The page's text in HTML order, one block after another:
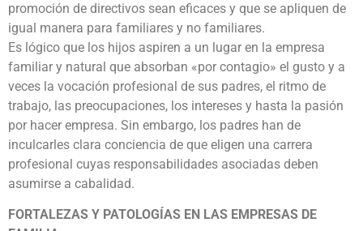
promoción de directivos sean eficaces y que se apliquen de
igual manera para familiares y no familiares.
Es lógico que los hijos aspiren a un lugar en la empresa
familiar y natural que absorban «por contagio» el gusto y a
veces la vocación profesional de sus padres, el ritmo de
trabajo, las preocupaciones, los intereses y hasta la pasión
por hacer empresa. Sin embargo, los padres han de
inculcarles clara conciencia de que eligen una carrera
profesional cuyas responsabilidades asociadas deben
asumirse a cabalidad.
FORTALEZAS Y PATOLOGÍAS EN LAS EMPRESAS DE